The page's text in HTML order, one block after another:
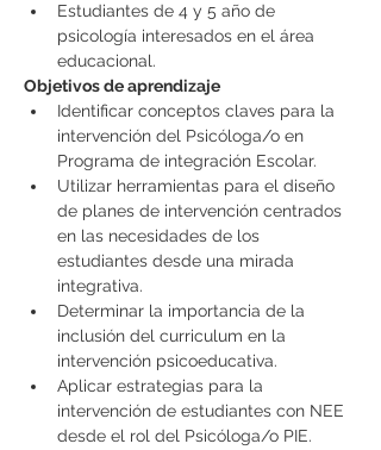
Estudiantes de 4 y 5 año de
psicología interesados en el área
educacional.
Objetivos de aprendizaje
Identificar conceptos claves para la
intervención del Psicóloga/o en
Programa de integración Escolar.
Utilizar herramientas para el diseño
de planes de intervención centrados
en las necesidades de los
estudiantes desde una mirada
integrativa.
Determinar la importancia de la
inclusión del curriculum en la
intervención psicoeducativa.
Aplicar estrategias para la
intervención de estudiantes con NEE
desde el rol del Psicóloga/o PIE.